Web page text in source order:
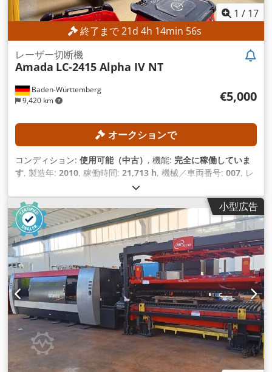
1 / 17
終了まで21d 4h 14min 53s
Baden-Württemberg
9,420 km
レーザー切断機
Amada LC-2415 Alpha IV NT
€5,000
オークションで
コンディション: 使用可能（中古） , 機能: 完全に稼働していま
す, 製造年: 2010, 稼働時間: 21,713 h, 機械／車両番号: 007, レ
, 鋼板厚さ（最大）:
レス鋼板厚さ（最大）:10 mm, アルミシート厚（最大）:8
mm, Ｘ軸移動量:2,520 mm, Y軸移動距離:1,550 mm, Z軸移
動距離:300 mm,
小型広告